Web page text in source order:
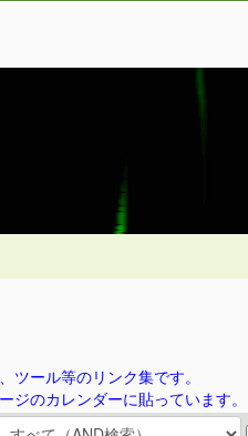
ツール等のリンク集です。
ジのカレンダーに貼っています。